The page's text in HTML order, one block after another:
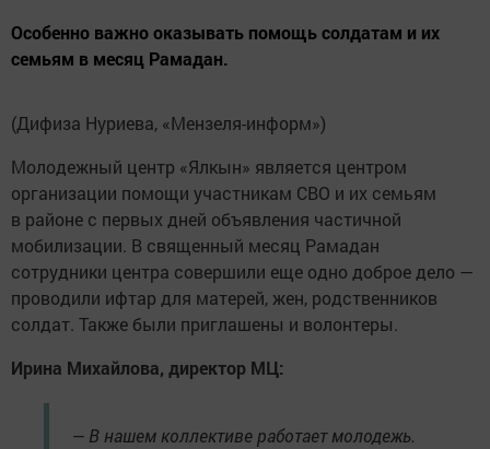
Особенно важно оказывать помощь солдатам и их
семьям в месяц Рамадан.
(Дифиза Нуриева, «Мензеля-информ»)
Молодежный центр «Ялкын» является центром
организации помощи участникам СВО и их семьям
в районе с первых дней объявления частичной
мобилизации. В священный месяц Рамадан
сотрудники центра совершили еще одно доброе дело —
проводили ифтар для матерей, жен, родственников
солдат. Также были приглашены и волонтеры.
Ирина Михайлова, директор МЦ:
— В нашем коллективе работает молодежь.